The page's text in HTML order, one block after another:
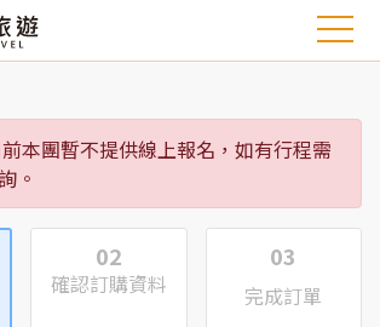
本團暫不提供線上報名，如有行程需
。
02
確認訂購資料
03
完成訂單